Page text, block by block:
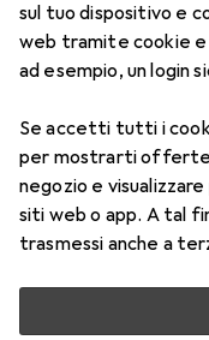
sul tuo dispositivo e
web tramite cookie
ad esempio, un login
Se accetti tutti i
per mostrarti offerte
negozio e
siti web o app. A tal
trasmessi anche a
HP
Accessori
STAMPA N.
Qui trovi accessori
STAMPA N. 771